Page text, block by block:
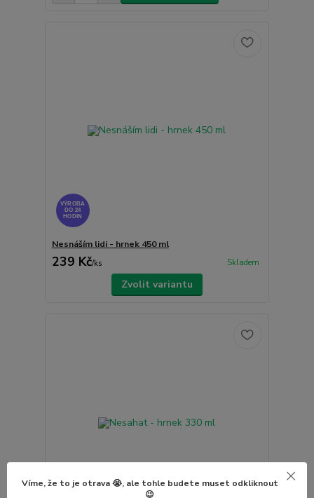
VÝROBA
DO 24
HODIN
Nesnáším lidi - hrnek 450 ml
239 Kč/ks Skladem
Zvolit variantu
Víme, že to je otrava 😭, ale tohle budete muset odkliknout
😉